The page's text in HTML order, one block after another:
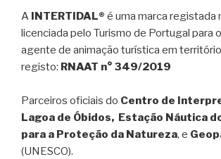
A INTERTIDAL® é uma marca registada
licenciada pelo Turismo de Portugal para
agente de animação turística em
registo: RNAAT n° 349/2019
Parceiros oficiais do Centro de
Lagoa de Óbidos, Estação Náutica
para a Proteção da Natureza, e
(UNESCO).